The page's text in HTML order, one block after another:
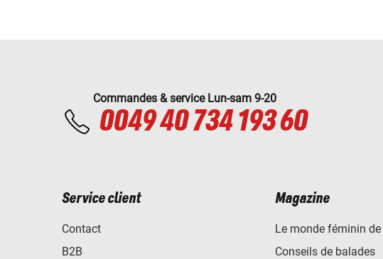
Commandes & service Lun-sam 9-20
0049 40 734 193 60
Service client
Contact
B2B
Magazine
Le monde féminin
Conseils de balades